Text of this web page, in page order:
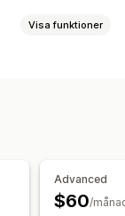
Visa funktioner
Advanced
$60/